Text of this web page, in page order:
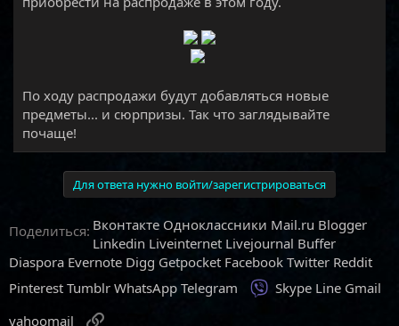
По ходу распродажи будут добавляться новые
предметы... и сюрпризы. Так что заглядывайте
почаще!
Для ответа нужно войти/зарегистрироваться
Поделиться: Вконтакте Одноклассники Mail.ru Blogger
Linkedin Liveinternet Livejournal Buffer
Diaspora Evernote Digg Getpocket Facebook Twitter Reddit
Pinterest Tumblr WhatsApp Telegram Viber
Skype Line Gmail
yahoomail